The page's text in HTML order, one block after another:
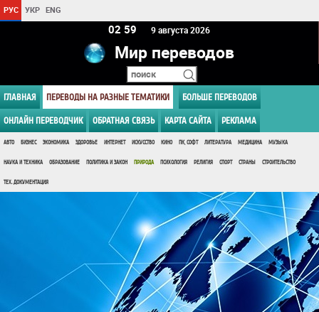
РУС УКР ENG
02:59 9 августа 2026
Мир переводов
ГЛАВНАЯ ПЕРЕВОДЫ НА РАЗНЫЕ ТЕМАТИКИ БОЛЬШЕ ПЕРЕВОДОВ
ОНЛАЙН ПЕРЕВОДЧИК ОБРАТНАЯ СВЯЗЬ КАРТА САЙТА РЕКЛАМА
АВТО БИЗНЕС ЭКОНОМИКА ЗДОРОВЬЕ ИНТЕРНЕТ ИСКУССТВО КИНО ПК, СОФТ ЛИТЕРАТУРА МЕДИЦИНА МУЗЫКА
НАУКА И ТЕХНИКА ОБРАЗОВАНИЕ ПОЛИТИКА И ЗАКОН ПРИРОДА ПСИХОЛОГИЯ РЕЛИГИЯ СПОРТ СТРАНЫ СТРОИТЕЛЬСТВО
ТЕХ. ДОКУМЕНТАЦИЯ